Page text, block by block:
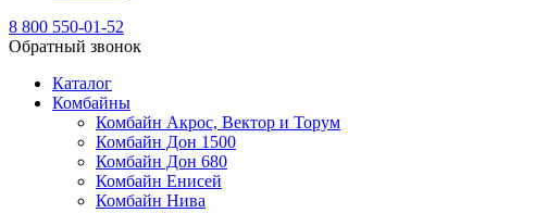
8 800 550-01-52
Обратный звонок
Каталог
Комбайны
Комбайн Акрос, Вектор и Торум
Комбайн Дон 1500
Комбайн Дон 680
Комбайн Енисей
Комбайн Нива